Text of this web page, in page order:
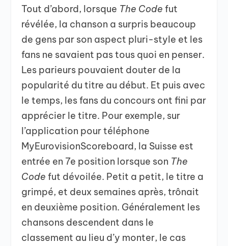
Tout d’abord, lorsque The Code fut
révélée, la chanson a surpris beaucoup
de gens par son aspect pluri-style et les
fans ne savaient pas tous quoi en penser.
Les parieurs pouvaient douter de la
popularité du titre au début. Et puis avec
le temps, les fans du concours ont fini par
apprécier le titre. Pour exemple, sur
l’application pour téléphone
MyEurovisionScoreboard, la Suisse est
entrée en 7e position lorsque son The
Code fut dévoilée. Petit a petit, le titre a
grimpé, et deux semaines après, trônait
en deuxième position. Généralement les
chansons descendent dans le
classement au lieu d’y monter, le cas